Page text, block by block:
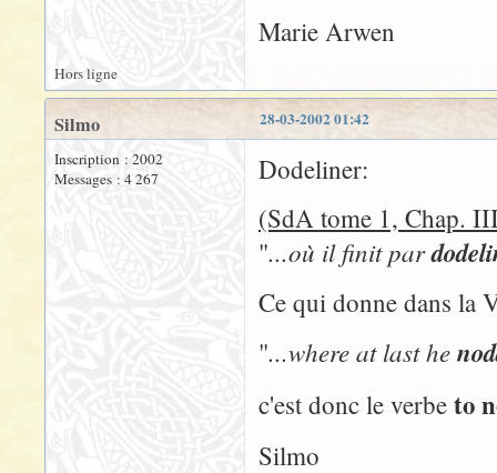
Marie Arwen
Hors ligne
28-03-2002 01:42
Silmo
Inscription : 2002
Messages : 4 267
Dodeliner:
(SdA tome 1, Chap.
"...où il finit par
Ce qui donne dans la
"...where at last he
c'est donc le verbe to
Silmo